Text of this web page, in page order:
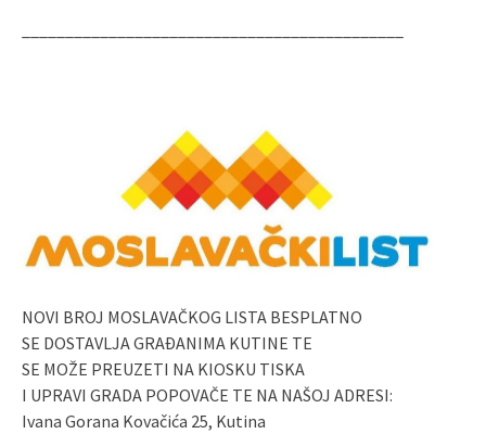
NOVI BROJ MOSLAVAČKOG LISTA BESPLATNO
SE DOSTAVLJA GRAĐANIMA KUTINE TE
SE MOŽE PREUZETI NA KIOSKU TISKA
I UPRAVI GRADA POPOVAČE TE NA NAŠOJ ADRESI:
Ivana Gorana Kovačića 25, Kutina